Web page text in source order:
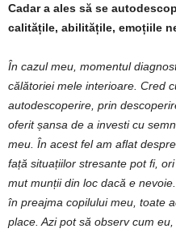
Cadar a ales să se
calitățile, abilitățile, emoțiile
În cazul meu, momentul
călătoriei mele interioare. Cred
autodescoperire, prin
oferit șansa de a investi cu
meu. În acest fel am aflat
față situațiilor stresante pot fi,
mut munții din loc dacă e
în preajma copilului meu, toate
place. Azi pot să observ cum